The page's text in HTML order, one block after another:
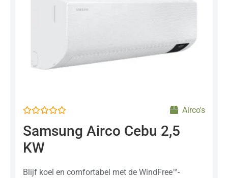
0
uit
5
Airco's
Samsung Airco Cebu 2,5
KW
Blijf koel en comfortabel met de WindFree™-